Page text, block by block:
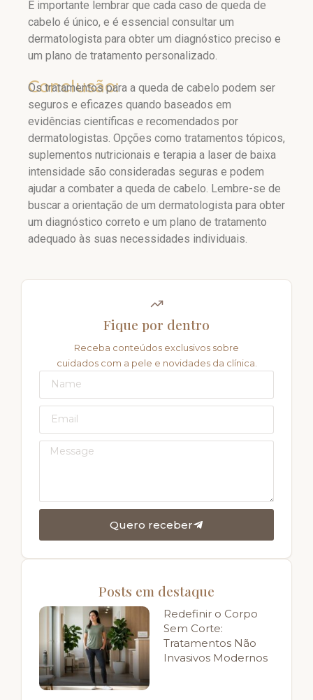
É importante lembrar que cada caso de queda de
cabelo é único, e é essencial consultar um
dermatologista para obter um diagnóstico preciso e
um plano de tratamento personalizado.
Conclusão:
Os tratamentos para a queda de cabelo podem ser
seguros e eficazes quando baseados em
evidências científicas e recomendados por
dermatologistas. Opções como tratamentos tópicos,
suplementos nutricionais e terapia a laser de baixa
intensidade são consideradas seguras e podem
ajudar a combater a queda de cabelo. Lembre-se de
buscar a orientação de um dermatologista para obter
um diagnóstico correto e um plano de tratamento
adequado às suas necessidades individuais.
Fique por dentro
Receba conteúdos exclusivos sobre
cuidados com a pele e novidades da clínica.
Quero receber
Posts em destaque
Redefinir o Corpo
Sem Corte:
Tratamentos Não
Invasivos Modernos